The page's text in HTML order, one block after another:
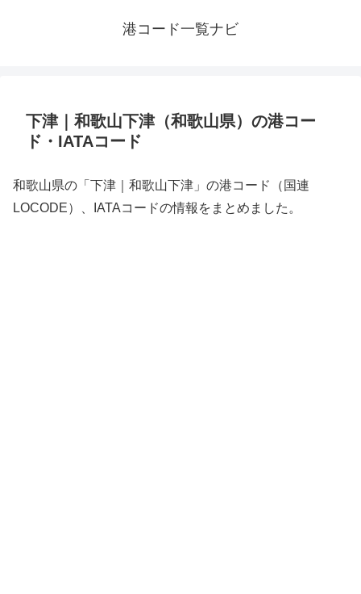
港コード一覧ナビ
下津｜和歌山下津（和歌山県）の港コー
ド・IATAコード
和歌山県の「下津｜和歌山下津」の港コード（国連
LOCODE）、IATAコードの情報をまとめました。